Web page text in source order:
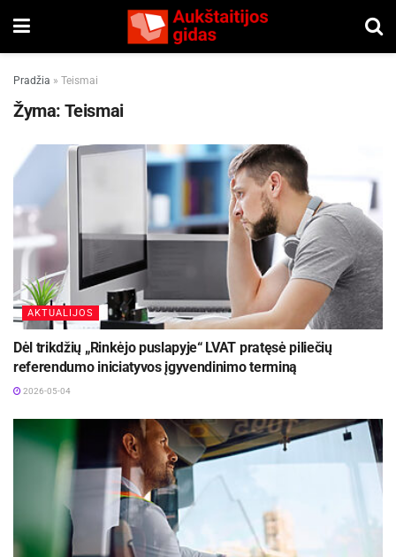
Pradžia » Teismai
Žyma: Teismai
AKTUALIJOS
Dėl trikdžių „Rinkėjo puslapyje“ LVAT pratęsė piliečių
referendumo iniciatyvos įgyvendinimo terminą
2026-05-04